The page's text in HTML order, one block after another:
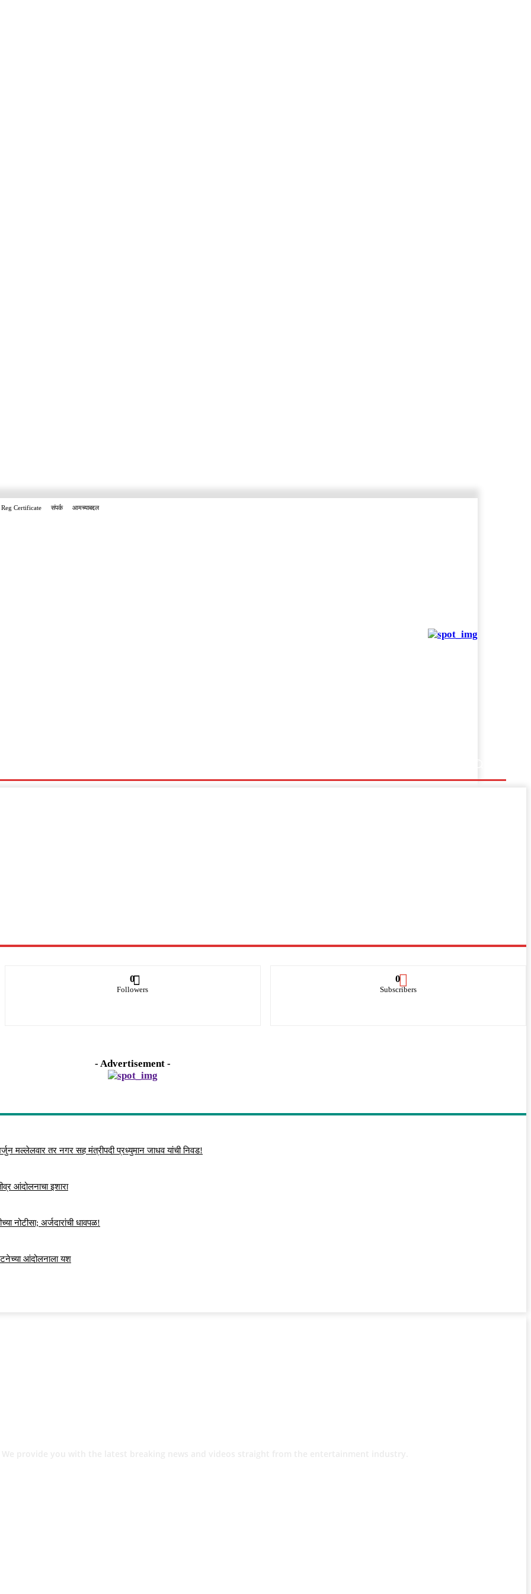
Reg Certificate संपर्क आमच्याबद्दल
0
Followers
0
Subscribers
- Advertisement -
मल्लेलवार तर नगर सह मंत्रीपदी प्रध्युमान जाधव यांची निवड!
आंदोलनाचा इशारा
नोटीसा; अर्जदारांची धावपळ!
आंदोलनाला यश